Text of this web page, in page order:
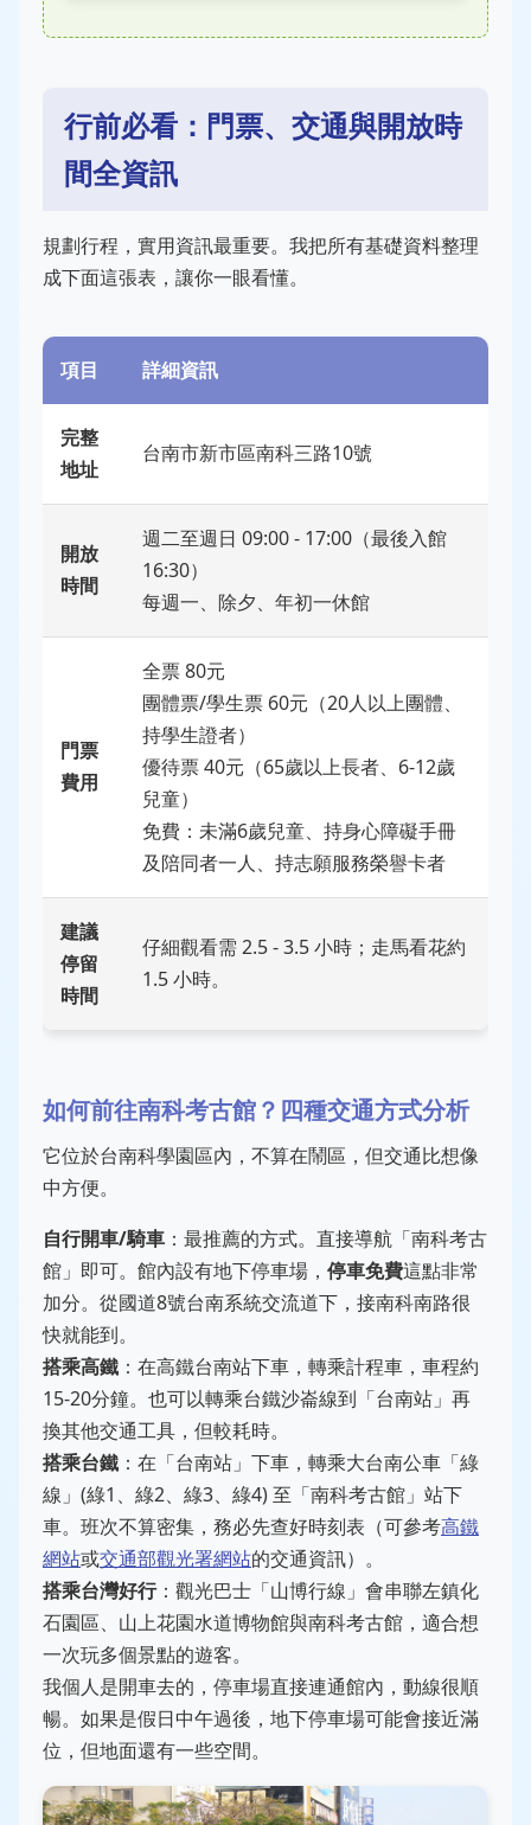
行前必看：門票、交通與開放時
間全資訊
規劃行程，實用資訊最重要。我把所有基礎資料整理
成下面這張表，讓你一眼看懂。
項目 詳細資訊
完整
地址
台南市新市區南科三路10號
開放
時間
週二至週日 09:00 - 17:00（最後入館
16:30）
每週一、除夕、年初一休館
門票
費用
全票 80元
團體票/學生票 60元（20人以上團體、
持學生證者）
優待票 40元（65歲以上長者、6-12歲
兒童）
免費：未滿6歲兒童、持身心障礙手冊
及陪同者一人、持志願服務榮譽卡者
建議
停留
時間
仔細觀看需 2.5 - 3.5 小時；走馬看花約
1.5 小時。
如何前往南科考古館？四種交通方式分析
它位於台南科學園區內，不算在鬧區，但交通比想像
中方便。
自行開車/騎車 ：最推薦的方式。直接導航「南科考古
館」即可。館內設有地下停車場， 停車免費這點非常
加分。從國道8號台南系統交流道下，接南科南路很
快就能到。
搭乘高鐵 ：在高鐵台南站下車，轉乘計程車，車程約
15-20分鐘。也可以轉乘台鐵沙崙線到「台南站」再
換其他交通工具，但較耗時。
搭乘台鐵 ：在「台南站」下車，轉乘大台南公車「綠
線」(綠1、綠2、綠3、綠4) 至「南科考古館」站下
車。班次不算密集，務必先查好時刻表（可參考高鐵
網站或交通部觀光署網站的交通資訊）。
搭乘台灣好行：觀光巴士「山博行線」會串聯左鎮化
石園區、山上花園水道博物館與南科考古館，適合想
一次玩多個景點的遊客。
我個人是開車去的，停車場直接連通館內，動線很順
暢。如果是假日中午過後，地下停車場可能會接近滿
位，但地面還有一些空間。